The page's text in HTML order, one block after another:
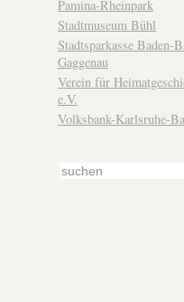
Pamina-Rheinpark
Stadtmuseum Bühl
Stadtsparkasse Baden-
Gaggenau
Verein für
e.V.
Volksbank-Karlsruhe-